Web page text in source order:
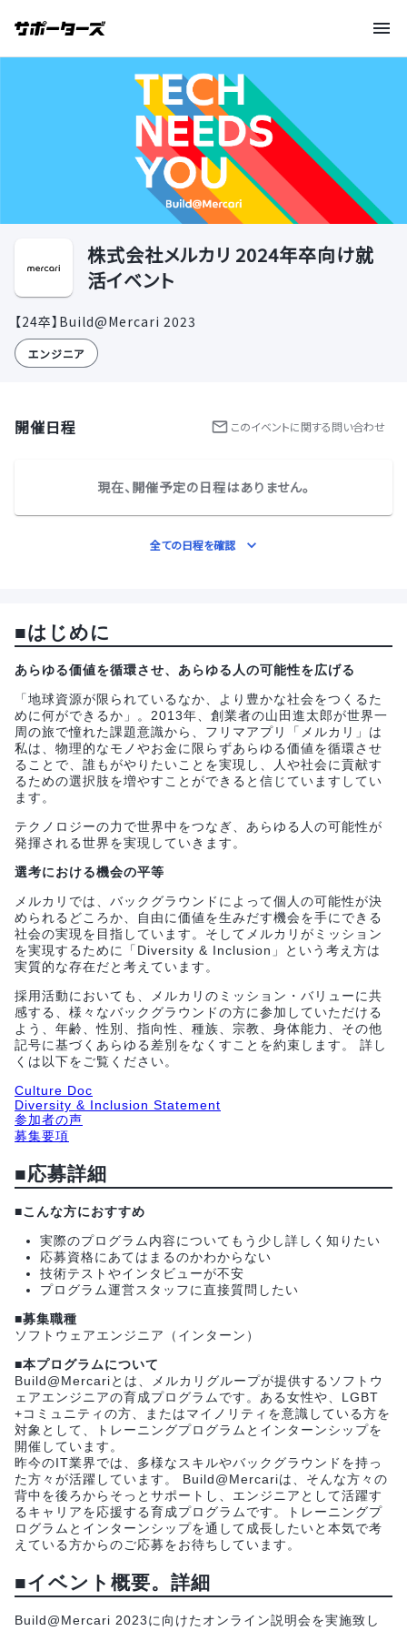
株式会社メルカリ 2024年卒向け就
活イベント
【24卒】Build@Mercari 2023
エンジニア
開催日程 このイベントに関する問い合わせ
現在、開催予定の日程はありません。
全ての日程を確認
■はじめに
あらゆる価値を循環させ、あらゆる人の可能性を広げる
「地球資源が限られているなか、より豊かな社会をつくるた
めに何ができるか」。2013年、創業者の山田進太郎が世界一
周の旅で憧れた課題意識から、フリマアプリ「メルカリ」は
私は、物理的なモノやお金に限らずあらゆる価値を循環させ
ることで、誰もがやりたいことを実現し、人や社会に貢献す
るための選択肢を増やすことができると信じていますしてい
ます。
テクノロジーの力で世界中をつなぎ、あらゆる人の可能性が
発揮される世界を実現していきます。
選考における機会の平等
メルカリでは、バックグラウンドによって個人の可能性が決
められるどころか、自由に価値を生みだす機会を手にできる
社会の実現を目指しています。そしてメルカリがミッション
を実現するために「Diversity & Inclusion」という考え方は
実質的な存在だと考えています。
採用活動においても、メルカリのミッション・バリューに共
感する、様々なバックグラウンドの方に参加していただける
よう、年齢、性別、指向性、種族、宗教、身体能力、その他
記号に基づくあらゆる差別をなくすことを約束します。 詳し
くは以下をご覧ください。
Culture Doc
Diversity & Inclusion Statement
参加者の声
募集要項
■応募詳細
■こんな方におすすめ
実際のプログラム内容についてもう少し詳しく知りたい
応募資格にあてはまるのかわからない
技術テストやインタビューが不安
プログラム運営スタッフに直接質問したい
■募集職種
ソフトウェアエンジニア（インターン）
■本プログラムについて
Build@Mercariとは、メルカリグループが提供するソフトウ
ェアエンジニアの育成プログラムです。ある女性や、LGBT
+コミュニティの方、またはマイノリティを意識している方を
対象として、トレーニングプログラムとインターンシップを
開催しています。
昨今のIT業界では、多様なスキルやバックグラウンドを持っ
た方々が活躍しています。 Build@Mercariは、そんな方々の
背中を後ろからそっとサポートし、エンジニアとして活躍す
るキャリアを応援する育成プログラムです。トレーニングプ
ログラムとインターンシップを通して成長したいと本気で考
えている方からのご応募をお待ちしています。
■イベント概要。詳細
Build@Mercari 2023に向けたオンライン説明会を実施致し